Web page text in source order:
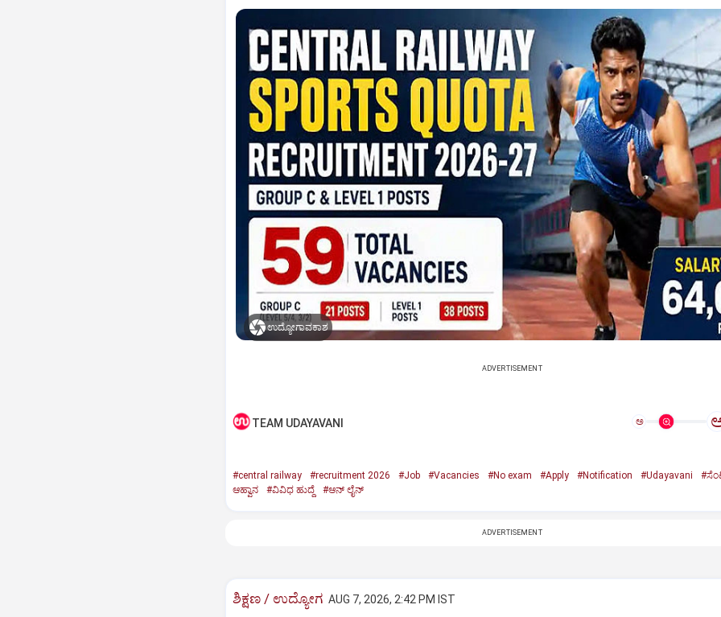
ಉದ್ಯೋಗಾವಕಾಶ
ADVERTISEMENT
TEAM UDAYAVANI ಅ
#central railway #recruitment 2026 #Job #Vacancies #No exam #Apply #Notification #Udayavani
ಆಹ್ವಾನ
#ವಿವಿಧ ಹುದ್ದೆ #ಆನ್‌ ಲೈನ್
ADVERTISEMENT
ಶಿಕ್ಷಣ / ಉದ್ಯೋಗ AUG 7, 2026, 2:42 PM IST